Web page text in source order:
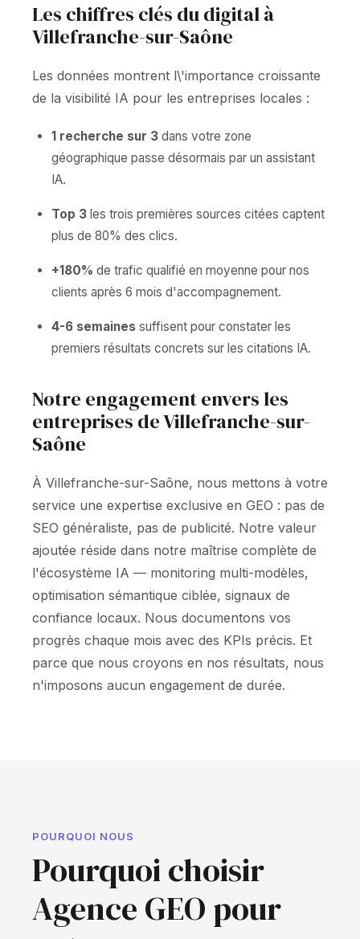
Les chiffres clés du digital à
Villefranche-sur-Saône
Les données montrent l\'importance croissante
de la visibilité IA pour les entreprises locales :
1 recherche sur 3 dans votre zone
géographique passe désormais par un assistant
IA.
Top 3 les trois premières sources citées captent
plus de 80% des clics.
+180% de trafic qualifié en moyenne pour nos
clients après 6 mois d'accompagnement.
4-6 semaines suffisent pour constater les
premiers résultats concrets sur les citations IA.
Notre engagement envers les
entreprises de Villefranche-sur-
Saône
À Villefranche-sur-Saône, nous mettons à votre
service une expertise exclusive en GEO : pas de
SEO généraliste, pas de publicité. Notre valeur
ajoutée réside dans notre maîtrise complète de
l'écosystème IA — monitoring multi-modèles,
optimisation sémantique ciblée, signaux de
confiance locaux. Nous documentons vos
progrès chaque mois avec des KPIs précis. Et
parce que nous croyons en nos résultats, nous
n'imposons aucun engagement de durée.
POURQUOI NOUS
Pourquoi choisir
Agence GEO pour